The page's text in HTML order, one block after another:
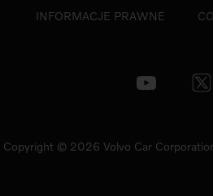
INFORMACJE PRAWNE
Copyright © 2026 Volvo Car